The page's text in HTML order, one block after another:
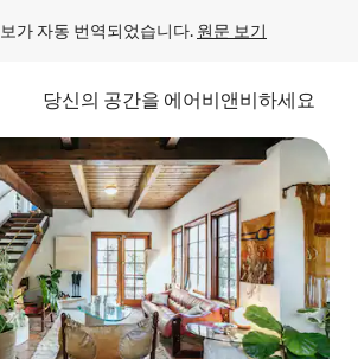
가 자동 번역되었습니다. 원문 보기
당신의 공간을 에어비앤비하세요